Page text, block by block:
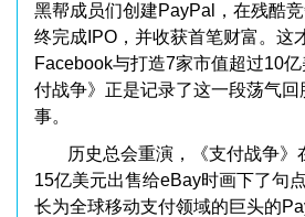
黑帮成员们创建PayPal，在残酷
终完成IPO，并收获首笔财富。这
Facebook与打造7家市值超过10
付战争》正是记录了这一段荡气回
事。
历史总会重演，《支付战争》
15亿美元出售给eBay时画下了句
长为全球移动支付领域的巨头的